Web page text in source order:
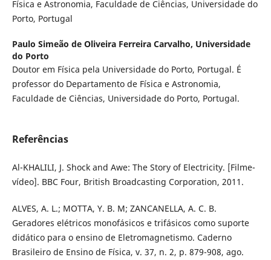
Física e Astronomia, Faculdade de Ciências, Universidade do
Porto, Portugal
Paulo Simeão de Oliveira Ferreira Carvalho, Universidade
do Porto
Doutor em Física pela Universidade do Porto, Portugal. É
professor do Departamento de Física e Astronomia,
Faculdade de Ciências, Universidade do Porto, Portugal.
Referências
Al-KHALILI, J. Shock and Awe: The Story of Electricity. [Filme-
vídeo]. BBC Four, British Broadcasting Corporation, 2011.
ALVES, A. L.; MOTTA, Y. B. M; ZANCANELLA, A. C. B.
Geradores elétricos monofásicos e trifásicos como suporte
didático para o ensino de Eletromagnetismo. Caderno
Brasileiro de Ensino de Física, v. 37, n. 2, p. 879-908, ago.